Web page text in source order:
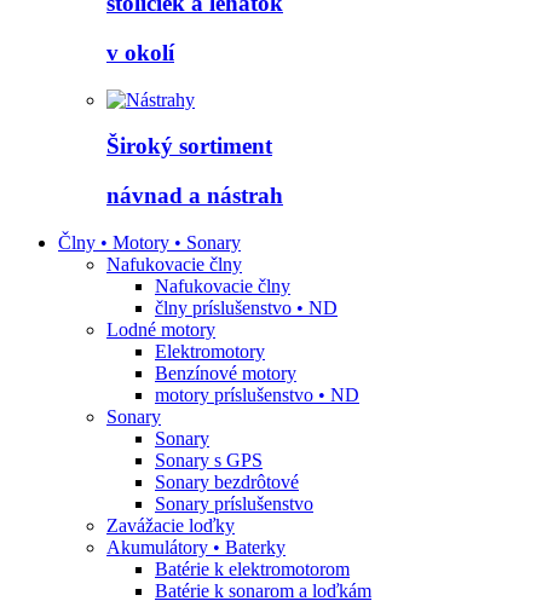
v okolí
Široký sortiment
návnad a nástrah
Člny • Motory • Sonary
Nafukovacie člny
Nafukovacie člny
člny príslušenstvo • ND
Lodné motory
Elektromotory
Benzínové motory
motory príslušenstvo • ND
Sonary
Sonary
Sonary s GPS
Sonary bezdrôtové
Sonary príslušenstvo
Zavážacie loďky
Akumulátory • Baterky
Batérie k elektromotorom
Batérie k sonarom a loďkám